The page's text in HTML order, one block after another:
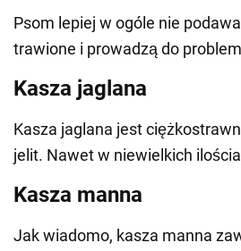
Psom lepiej w ogóle nie
trawione i prowadzą do
Kasza jaglana
Kasza jaglana jest
jelit. Nawet w niewielkich
Kasza manna
Jak wiadomo, kasza manna